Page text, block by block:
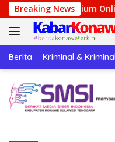
Langsung
ke
konten
Breaking News
Online Gambling
Berita Kriminal & Kriminal